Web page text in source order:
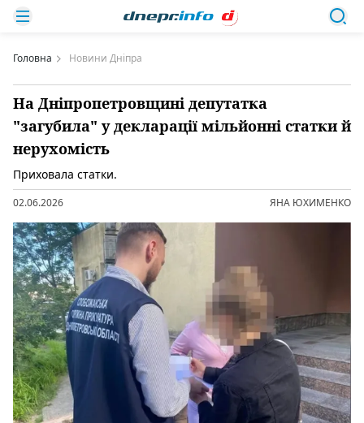
Головна Новини Дніпра
На Дніпропетровщині депутатка
"загубила" у декларації мільйонні статки й
нерухомість
Приховала статки.
02.06.2026 ЯНА ЮХИМЕНКО